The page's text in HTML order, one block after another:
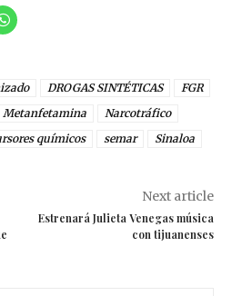
DROGAS SINTÉTICAS
FGR
Metanfetamina
Narcotráfico
químicos semar Sinaloa
Next article
Estrenará Julieta Venegas música
con tijuanenses